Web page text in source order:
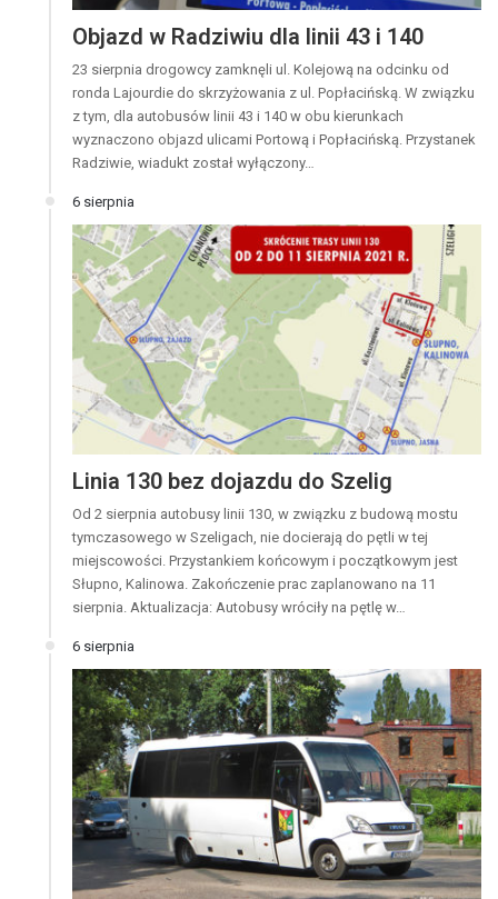
Objazd w Radziwiu dla linii 43 i 140
23 sierpnia drogowcy zamknęli ul. Kolejową na odcinku od
ronda Lajourdie do skrzyżowania z ul. Popłacińską. W związku
z tym, dla autobusów linii 43 i 140 w obu kierunkach
wyznaczono objazd ulicami Portową i Popłacińską. Przystanek
Radziwie, wiadukt został wyłączony…
6 sierpnia
Linia 130 bez dojazdu do Szelig
Od 2 sierpnia autobusy linii 130, w związku z budową mostu
tymczasowego w Szeligach, nie docierają do pętli w tej
miejscowości. Przystankiem końcowym i początkowym jest
Słupno, Kalinowa. Zakończenie prac zaplanowano na 11
sierpnia. Aktualizacja: Autobusy wróciły na pętlę w…
6 sierpnia